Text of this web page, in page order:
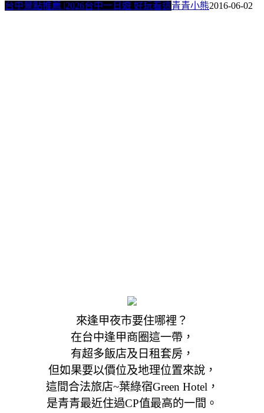
台中景點推薦 |2026台中一日遊 好玩看這青青小熊2016-06-02
來逢甲夜市要住哪裡？
在台中逢甲商圈這一帶，
有超多飯店及日租套房，
但如果要以價位及地理位置來說，
這間合法旅店~葉綠宿Green Hotel，
是青青最近住過CP值最高的一間。